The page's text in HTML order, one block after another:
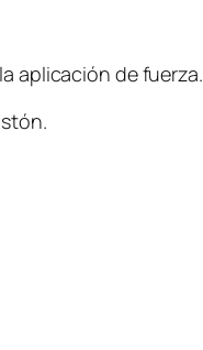
aplicación de fuerza.